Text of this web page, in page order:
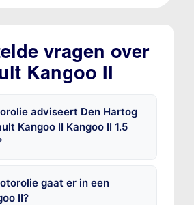
vragen over
Kangoo II
adviseert Den Hartog
Kangoo II Kangoo II 1.5
gaat er in een
II?